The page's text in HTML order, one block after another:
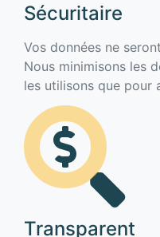
Sécuritaire
Vos données ne
Nous minimisons les
les utilisons que pour
Transparent